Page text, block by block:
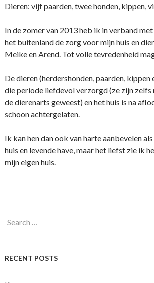
Dieren: vijf paarden, twee honden, kippen,
In de zomer van 2013 heb ik in verband
het buitenland de zorg voor mijn huis en
Meike en Arend. Tot volle tevredenheid
De dieren (herdershonden, paarden, kippen
die periode liefdevol verzorgd (ze zijn zelfs
de dierenarts geweest) en het huis is na
schoon achtergelaten.
Ik kan hen dan ook van harte aanbevelen
huis en levende have, maar het liefst zie ik
mijn eigen huis.
Search
RECENT POSTS